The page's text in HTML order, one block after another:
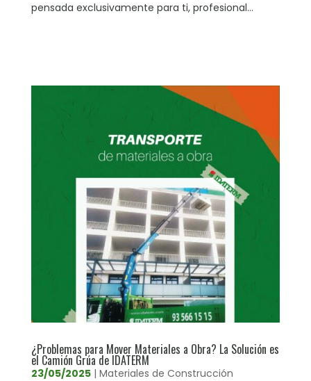
pensada exclusivamente para ti, profesional...
¿Problemas para Mover Materiales a Obra? La Solución es
el Camión Grúa de IDATERM
23/05/2025| Materiales de Construcción